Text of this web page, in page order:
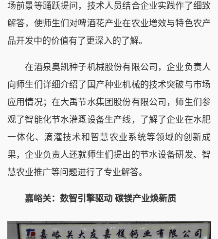
场前景等踊跃提问，技术人员结合企业实践作了细致
解答，使师生们对啤酒花产业在农业增效与特色农产
品开发中的价值有了更深入的了解。
在酒泉奥凯种子机械股份有限公司，企业负责人
向师生们详细介绍了国产种业机械的技术突破与市场
应用情况；在大禹节水集团股份有限公司，师生们参
观了智能化节水灌溉设备生产线，了解了企业在水肥
一体化、滴灌技术和智慧农业系统等领域的创新成
果，企业负责人还就师生们提出的节水设备研发、智
慧农业推广等问题进行了专业解答。
嘉峪关：数智引擎驱动 碳镁产业焕新质